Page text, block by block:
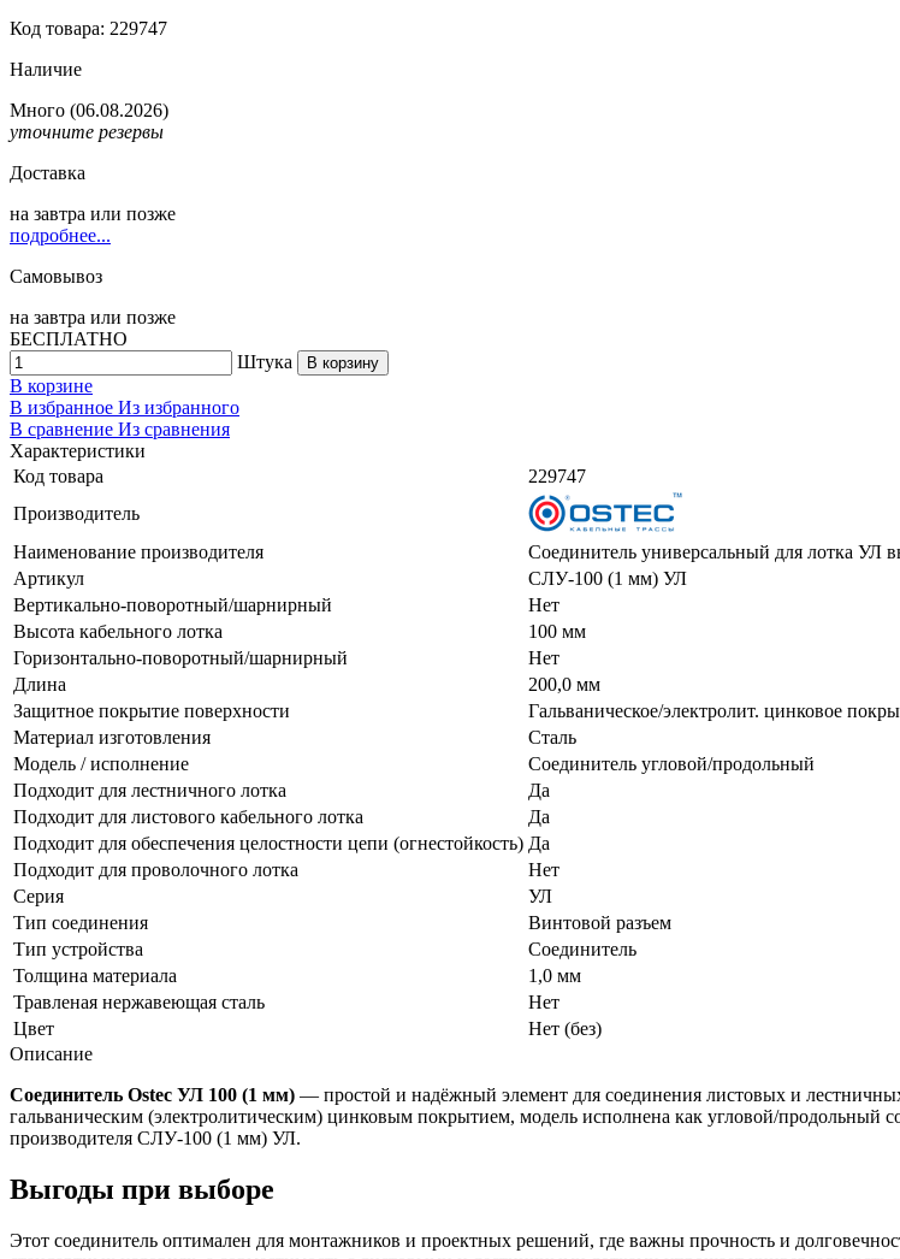
Код товара: 229747
Наличие
Много (06.08.2026)
уточните резервы
Доставка
на завтра или позже
подробнее...
Самовывоз
на завтра или позже
БЕСПЛАТНО
Штука
В корзину
В корзине
В избранное Из избранного
В сравнение Из сравнения
Характеристики
Код товара
229747
Производитель
Наименование производителя
Соединитель универсальный для лотка УЛ
Артикул
СЛУ-100 (1 мм) УЛ
Вертикально-поворотный/шарнирный
Нет
Высота кабельного лотка
100 мм
Горизонтально-поворотный/шарнирный
Нет
Длина
200,0 мм
Защитное покрытие поверхности
Гальваническое/электролит. цинковое
Материал изготовления
Сталь
Модель / исполнение
Соединитель угловой/продольный
Подходит для лестничного лотка
Да
Подходит для листового кабельного лотка
Да
Подходит для обеспечения целостности цепи (огнестойкость) Да
Подходит для проволочного лотка
Нет
Серия
УЛ
Тип соединения
Винтовой разъем
Тип устройства
Соединитель
Толщина материала
1,0 мм
Травленая нержавеющая сталь
Нет
Цвет
Нет (без)
Описание
Соединитель Ostec УЛ 100 (1 мм) — простой и надёжный элемент для соединения листовых и
гальваническим (электролитическим) цинковым покрытием, модель исполнена как угловой/продольный
производителя СЛУ-100 (1 мм) УЛ.
Выгоды при выборе
Этот соединитель оптимален для монтажников и проектных решений, где важны прочность и